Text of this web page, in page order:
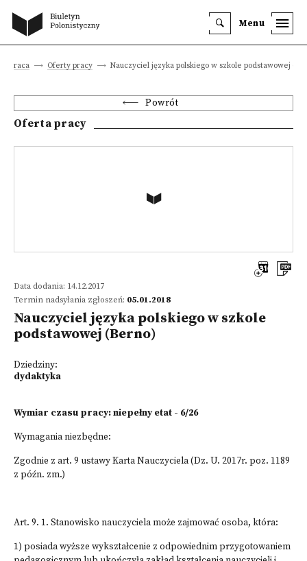
Menu
i praca Oferty pracy Nauczyciel języka polskiego w szkole podstawowej
Powrót
Oferta pracy
Data dodania: 14.12.2017
Termin nadsyłania zgłoszeń: 05.01.2018
Nauczyciel języka polskiego w szkole
podstawowej (Berno)
Dziedziny:
dydaktyka
Wymiar czasu pracy: niepełny etat - 6/26
Wymagania niezbędne:
Zgodnie z art. 9 ustawy Karta Nauczyciela (Dz. U. 2017r. poz. 1189
z późn. zm.)
Art. 9. 1. Stanowisko nauczyciela może zajmować osoba, która:
1) posiada wyższe wykształcenie z odpowiednim przygotowaniem